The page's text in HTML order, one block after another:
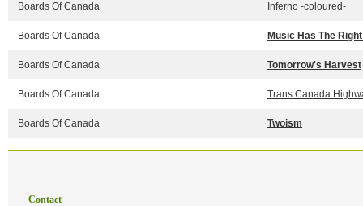
Boards Of Canada Inferno -coloured-
Boards Of Canada Music Has The
Boards Of Canada Tomorrow's Harvest
Boards Of Canada Trans Canada
Boards Of Canada Twoism
Contact